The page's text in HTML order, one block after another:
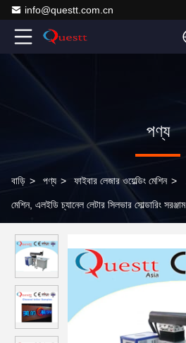
info@questt.com.cn
পণ্য
বাড়ি > পণ্য > ফাইবার লেজার ওয়েল্ডিং মেশিন >
মেশিন, এলইডি চ্যানেল লেটার সিলভার সোল্ডারিং সরঞ্জাম